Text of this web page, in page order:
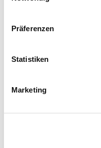
Präferenzen
Statistiken
Marketing
IN DEN WARENKORB
Bis 17:00 Uhr